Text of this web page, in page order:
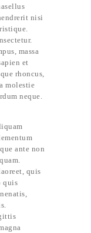
nisi
massa
et
rhoncus,
molestie
neque.
ante non
quis
quis